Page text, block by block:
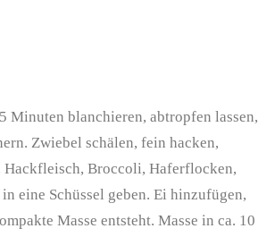
Minuten blanchieren, abtropfen lassen,
Zwiebel schälen, fein hacken,
Hackfleisch, Broccoli, Haferflocken,
eine Schüssel geben. Ei hinzufügen,
Masse entsteht. Masse in ca. 10